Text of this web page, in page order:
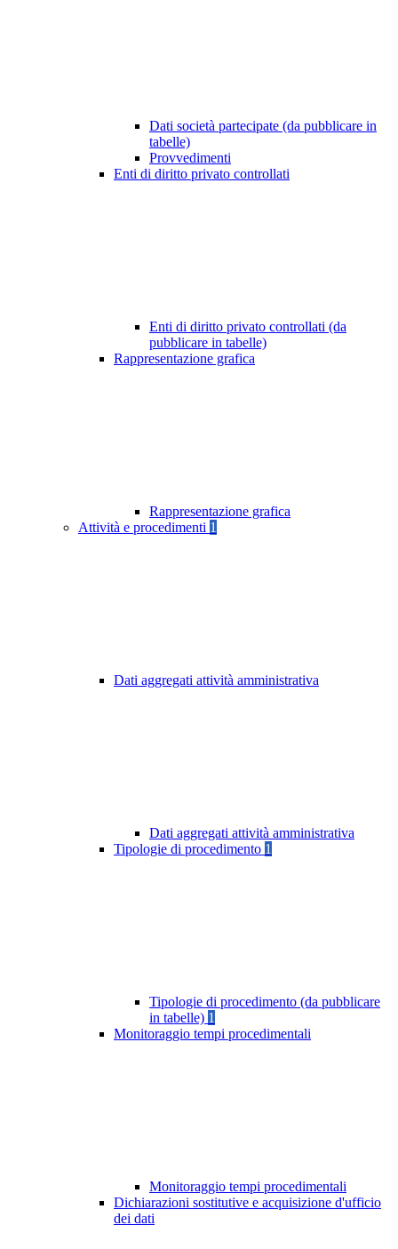
Dati società partecipate (da pubblicare in
tabelle)
Provvedimenti
Enti di diritto privato controllati
Enti di diritto privato controllati (da
pubblicare in tabelle)
Rappresentazione grafica
Rappresentazione grafica
Attività e procedimenti 1
Dati aggregati attività amministrativa
Dati aggregati attività amministrativa
Tipologie di procedimento 1
Tipologie di procedimento (da pubblicare
in tabelle) 1
Monitoraggio tempi procedimentali
Monitoraggio tempi procedimentali
Dichiarazioni sostitutive e acquisizione d'ufficio
dei dati